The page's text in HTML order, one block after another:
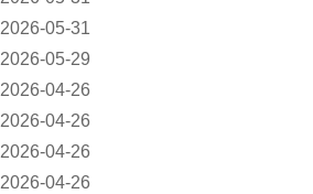
2026-05-31
2026-05-29
2026-04-26
2026-04-26
2026-04-26
2026-04-26